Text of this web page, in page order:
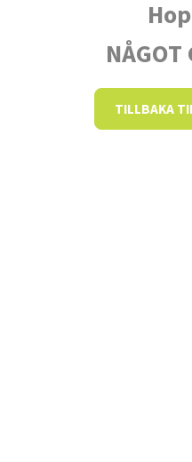
NÅGOT
TILLBAKA